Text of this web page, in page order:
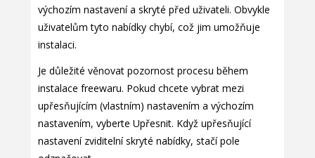
výchozím nastavení a skryté před uživateli. Obvykle
uživatelům tyto nabídky chybí, což jim umožňuje
instalaci.
Je důležité věnovat pozornost procesu během
instalace freewaru. Pokud chcete vybrat mezi
upřesňujícím (vlastním) nastavením a výchozím
nastavením, vyberte Upřesnit. Když upřesňující
nastavení zviditelní skryté nabídky, stačí pole